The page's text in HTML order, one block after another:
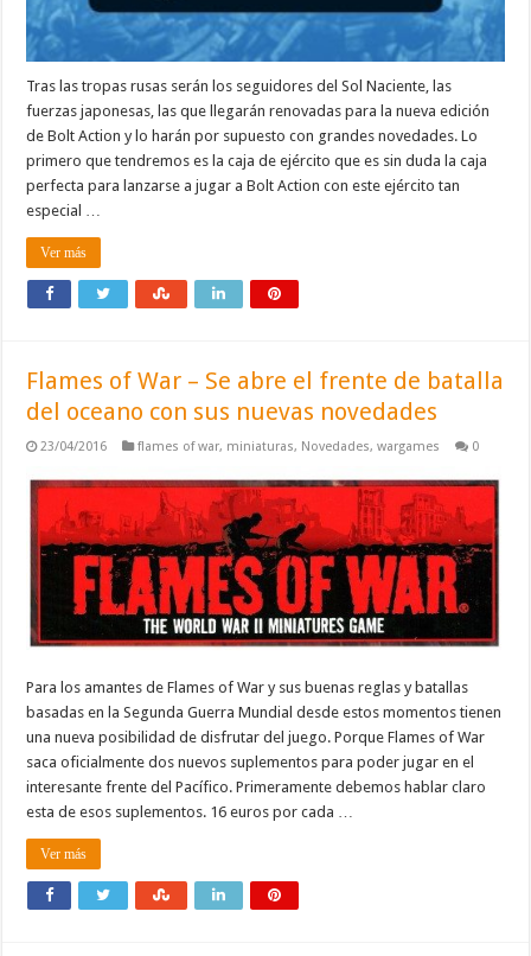
Tras las tropas rusas serán los seguidores del Sol Naciente, las
fuerzas japonesas, las que llegarán renovadas para la nueva edición
de Bolt Action y lo harán por supuesto con grandes novedades. Lo
primero que tendremos es la caja de ejército que es sin duda la caja
perfecta para lanzarse a jugar a Bolt Action con este ejército tan
especial …
Ver más
Flames of War – Se abre el frente de batalla
del oceano con sus nuevas novedades
23/04/2016 flames of war, miniaturas, Novedades,wargames 0
Para los amantes de Flames of War y sus buenas reglas y batallas
basadas en la Segunda Guerra Mundial desde estos momentos tienen
una nueva posibilidad de disfrutar del juego. Porque Flames of War
saca oficialmente dos nuevos suplementos para poder jugar en el
interesante frente del Pacífico. Primeramente debemos hablar claro
esta de esos suplementos. 16 euros por cada …
Ver más